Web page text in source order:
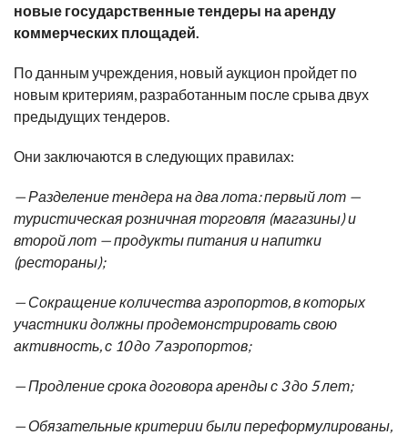
новые государственные тендеры на аренду
коммерческих площадей.
По данным учреждения, новый аукцион пройдет по
новым критериям, разработанным после срыва двух
предыдущих тендеров.
Они заключаются в следующих правилах:
— Разделение тендера на два лота: первый лот —
туристическая розничная торговля (магазины) и
второй лот — продукты питания и напитки
(рестораны);
— Сокращение количества аэропортов, в которых
участники должны продемонстрировать свою
активность, с 10 до 7 аэропортов;
— Продление срока договора аренды с 3 до 5 лет;
— Обязательные критерии были переформулированы,